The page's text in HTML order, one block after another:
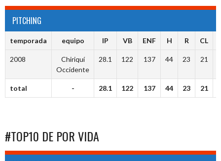
PITCHING
temporada equipo IP VB ENF H R CL
2008
Chiriquí
Occidente
28.1 122 137 44 23 21
total - 28.1 122 137 44 23 21
#TOP10 DE POR VIDA